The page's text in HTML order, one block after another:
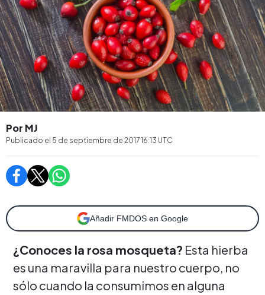
Por MJ
Publicado el 5 de septiembre de 2017 16:13 UTC
Añadir FMDOS en Google
¿Conoces la rosa mosqueta? Esta hierba
es una maravilla para nuestro cuerpo, no
sólo cuando la consumimos en alguna